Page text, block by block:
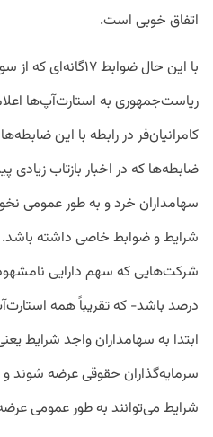
اتفاق خوبی است.
با این‌ حال ضوابط
ریاست‌جمهوری به استارت‌آپ‌ها
کامرانیان‌فر در رابطه با این
ضابطه‌ها که در اخبار بازتاب زیادی
سهامداران خرد و به طور عمومی
شرایط و ضوابط خاصی داشته
درصد باشد- که تقریباً همه
ابتدا به سهامداران واجد شرایط
سرمایه‌گذاران حقوقی عرضه شوند
شرایط می‌توانند به طور عمومی